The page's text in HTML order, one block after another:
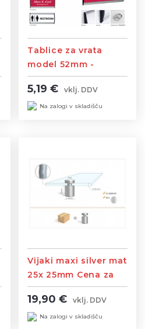
Tablice za vrata
model 52mm -
Velikost napisa je
52x150 mm ravni
zaključki
5,19 € vklj. DDV
Na zalogi v skladišču
Vijaki maxi silver mat
25x 25mm Cena za
paket 4kos
19,90 € vklj. DDV
Na zalogi v skladišču